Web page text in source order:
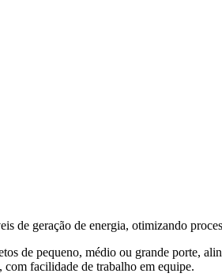
de geração de energia, otimizando
de pequeno, médio ou grande porte,
com facilidade de trabalho em equipe.